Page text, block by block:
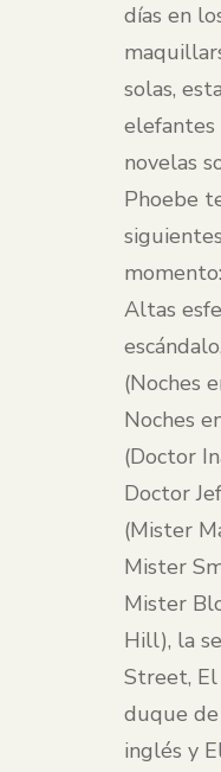
días en
solas,
elefantes
novelas
Phoebe
Altas
(Noches
Noches
(Doctor
Doctor
(Mister
Mister
Mister
Hill), la
Street, El
duque
inglés y